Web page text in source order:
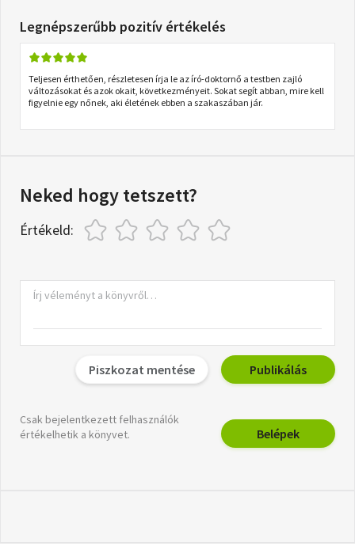
Legnépszerűbb pozitív értékelés
Teljesen érthetően, részletesen írja le az író-doktornő a testben zajló
változásokat és azok okait, következményeit. Sokat segít abban, mire kell
figyelnie egy nőnek, aki életének ebben a szakaszában jár.
Neked hogy tetszett?
Értékeld:
Piszkozat mentése Publikálás
Csak bejelentkezett felhasználók
értékelhetik a könyvet.
Belépek